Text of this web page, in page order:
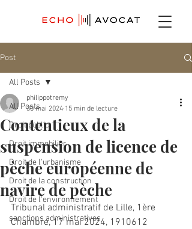
Post
All Posts
Droit public
Droit immobilier
Droit de l'urbanisme
Droit de la construction
Droit de l'environnement
sanctions administratives
All Posts
Contentieux de la
suspension de licence de
pèche européenne de
navire de pèche
philippotremy
30 mai 2024 15 min de lecture
Tribunal administratif de Lille, 1ère
Chambre, 17 mai 2024, 1910612